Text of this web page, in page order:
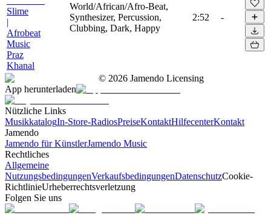
Slime
|
Afrobeat
Music
Praz
Khanal
World/African/Afro-Beat,
Synthesizer, Percussion,
Clubbing, Dark, Happy
2:52 -
© 2026 Jamendo Licensing
App herunterladen
Nützliche Links
MusikkatalogIn-Store-RadiosPreiseKontaktHilfecenterKontakt
Jamendo
Jamendo für KünstlerJamendo Music
Rechtliches
Allgemeine
NutzungsbedingungenVerkaufsbedingungenDatenschutzCookie-
RichtlinieUrheberrechtsverletzung
Folgen Sie uns